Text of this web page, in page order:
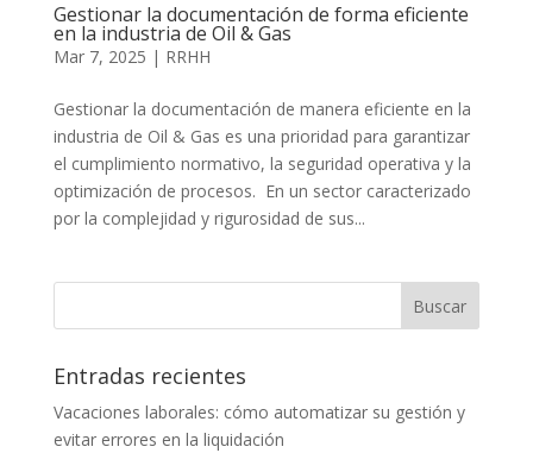
Gestionar la documentación de forma eficiente
en la industria de Oil & Gas
Mar 7, 2025 | RRHH
Gestionar la documentación de manera eficiente en la
industria de Oil & Gas es una prioridad para garantizar
el cumplimiento normativo, la seguridad operativa y la
optimización de procesos. En un sector caracterizado
por la complejidad y rigurosidad de sus...
Entradas recientes
Vacaciones laborales: cómo automatizar su gestión y
evitar errores en la liquidación